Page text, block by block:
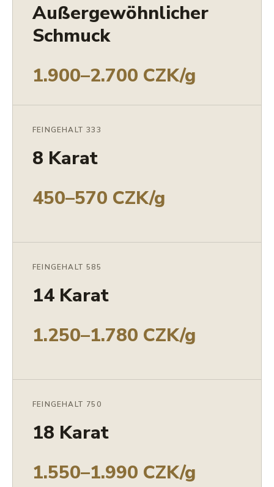
Außergewöhnlicher
Schmuck
1.900–2.700 CZK/g
FEINGEHALT 333
8 Karat
450–570 CZK/g
FEINGEHALT 585
14 Karat
1.250–1.780 CZK/g
FEINGEHALT 750
18 Karat
1.550–1.990 CZK/g